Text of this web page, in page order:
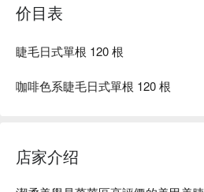
价目表
睫毛日式單根 120 根
咖啡色系睫毛日式單根 120 根
店家介绍